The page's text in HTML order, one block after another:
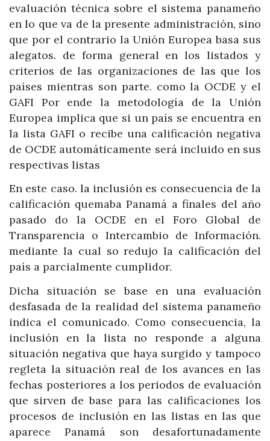
evaluación técnica sobre el sistema panameño
en lo que va de la presente administración, sino
que por el contrario la Unión Europea basa sus
alegatos. de forma general en los listados y
criterios de las organizaciones de las que los
países mientras son parte. como la OCDE y el
GAFI Por ende la metodología de la Unión
Europea implica que si un país se encuentra en
la lista GAFI o recibe una calificación negativa
de OCDE automáticamente será incluido en sus
respectivas listas
En este caso. la inclusión es consecuencia de la
calificación quemaba Panamá a finales del año
pasado do la OCDE en el Foro Global de
Transparencia o Intercambio de Información.
mediante la cual so redujo la calificación del
país a parcialmente cumplidor.
Dicha situación se base en una evaluación
desfasada de la realidad del sistema panameño
indica el comunicado. Como consecuencia, la
inclusión en la lista no responde a alguna
situación negativa que haya surgido y tampoco
regleta la situación real de los avances en las
fechas posteriores a los periodos de evaluación
que sirven de base para las calificaciones los
procesos de inclusión en las listas en las que
aparece Panamá son desafortunadamente